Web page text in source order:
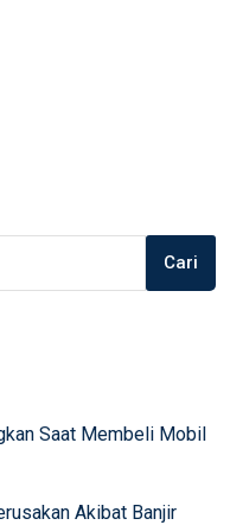
Cari
Saat Membeli Mobil
Akibat Banjir